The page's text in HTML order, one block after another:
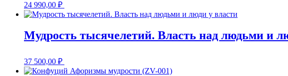
24 990,00 ₽
Мудрость тысячелетий. Власть над людьми и
37 500,00 ₽